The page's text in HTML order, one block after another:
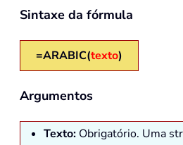
Sintaxe da fórmula
=ARABIC(texto)
Argumentos
Texto: Obrigatório. Uma